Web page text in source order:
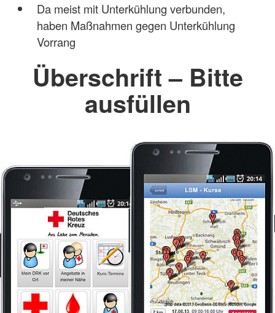
Da meist mit Unterkühlung verbunden,
haben Maßnahmen gegen Unterkühlung
Vorrang
Überschrift – Bitte
ausfüllen